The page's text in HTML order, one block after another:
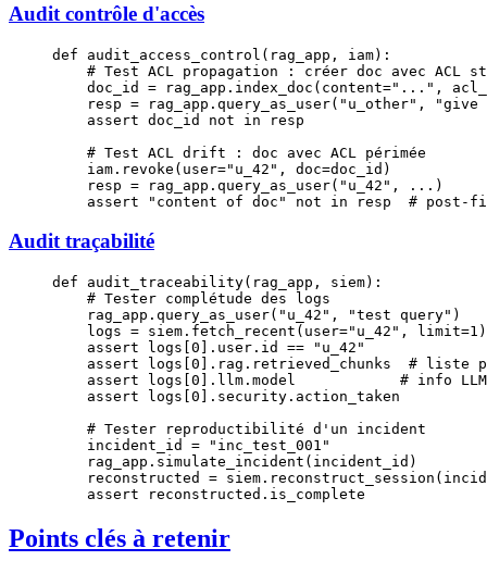
Audit contrôle d'accès
def audit_access_control (rag_app, iam):
# Test ACL propagation : créer doc avec ACL
    doc_id
= rag_app.index_doc( content="..." ,
    resp
= rag_app.query_as_user( "u_other" ,
"give
    assert
doc_id not in resp
    # Test ACL drift : doc avec ACL périmée
    iam.revoke(
user="u_42" , doc=doc_id)
    resp
= rag_app.query_as_user( "u_42" , ... )
    assert
"content of doc" not in resp # post-
Audit traçabilité
def audit_traceability(rag_app, siem):
    # Tester complétude des logs
    rag_app.query_as_user(
"u_42" , "test query" )
    logs
= siem.fetch_recent( user="u_42" , limit=1 )
    assert
logs[ 0 ].user.id == "u_42"
    assert
logs[ 0 ].rag.retrieved_chunks # liste
    assert
logs[ 0 ].llm.model # info
    assert
logs[ 0 ].security.action_taken
    # Tester reproductibilité d'un incident
    incident_id
= "inc_test_001"
    rag_app.simulate_incident(incident_id)
    reconstructed
=
    assert
reconstructed.is_complete
Points clés à retenir